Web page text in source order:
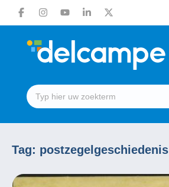
Tag: postzegelgeschiedenis